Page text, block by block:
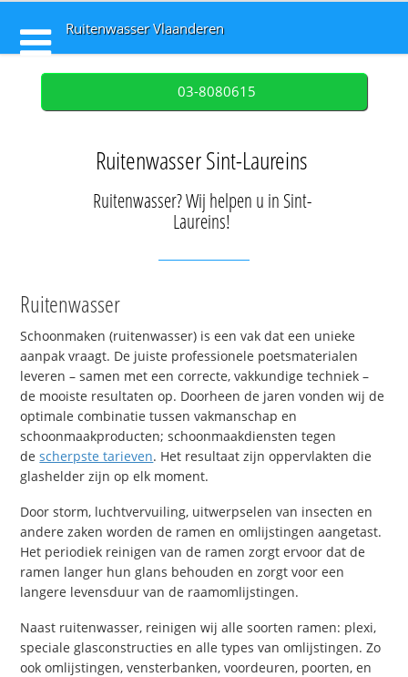
Ruitenwasser Vlaanderen
03-8080615
Ruitenwasser Sint-Laureins
Ruitenwasser? Wij helpen u in Sint-
Laureins!
Ruitenwasser
Schoonmaken (ruitenwasser) is een vak dat een unieke
aanpak vraagt. De juiste professionele poetsmaterialen
leveren – samen met een correcte, vakkundige techniek –
de mooiste resultaten op. Doorheen de jaren vonden wij de
optimale combinatie tussen vakmanschap en
schoonmaakproducten; schoonmaakdiensten tegen
descherpste tarieven. Het resultaat zijn oppervlakten die
glashelder zijn op elk moment.
Door storm, luchtvervuiling, uitwerpselen van insecten en
andere zaken worden de ramen en omlijstingen aangetast.
Het periodiek reinigen van de ramen zorgt ervoor dat de
ramen langer hun glans behouden en zorgt voor een
langere levensduur van de raamomlijstingen.
Naast ruitenwasser, reinigen wij alle soorten ramen: plexi,
speciale glasconstructies en alle types van omlijstingen. Zo
ook omlijstingen, vensterbanken, voordeuren, poorten, en